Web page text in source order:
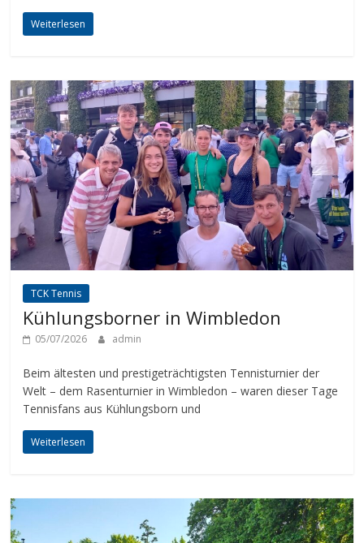
Weiterlesen
TCK Tennis
Kühlungsborner in Wimbledon
05/07/2026 admin
Beim ältesten und prestigeträchtigsten Tennisturnier der
Welt – dem Rasenturnier in Wimbledon – waren dieser Tage
Tennisfans aus Kühlungsborn und
Weiterlesen